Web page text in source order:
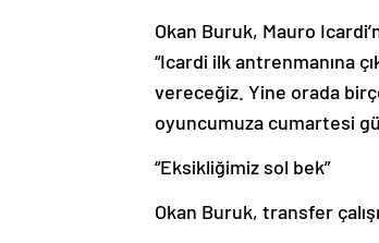
Okan Buruk, Mauro
“Icardi ilk antrenmanına
vereceğiz. Yine orada
oyuncumuza cumartesi
“Eksikliğimiz sol bek”
Okan Buruk, transfer